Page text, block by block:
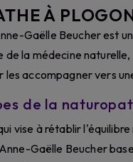
À
Gaëlle Beucher est
la médecine
les accompagner vers
de la
vise à rétablir
Gaëlle Beucher